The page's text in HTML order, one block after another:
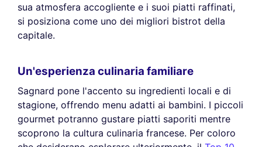
sua atmosfera accogliente e i suoi piatti raffinati,
si posiziona come uno dei migliori bistrot della
capitale.
Un'esperienza culinaria familiare
Sagnard pone l'accento su ingredienti locali e di
stagione, offrendo menu adatti ai bambini. I piccoli
gourmet potranno gustare piatti saporiti mentre
scoprono la cultura culinaria francese. Per coloro